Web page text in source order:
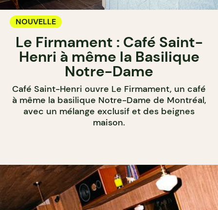
NOUVELLE
Le Firmament : Café Saint-
Henri à même la Basilique
Notre-Dame
Café Saint-Henri ouvre Le Firmament, un café
à même la basilique Notre-Dame de Montréal,
avec un mélange exclusif et des beignes
maison.